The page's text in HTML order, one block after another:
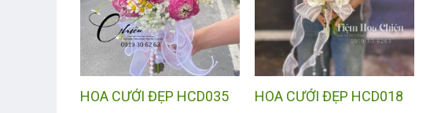
HOA CƯỚI ĐẸP HCD035 HOA CƯỚI ĐẸP HCD018